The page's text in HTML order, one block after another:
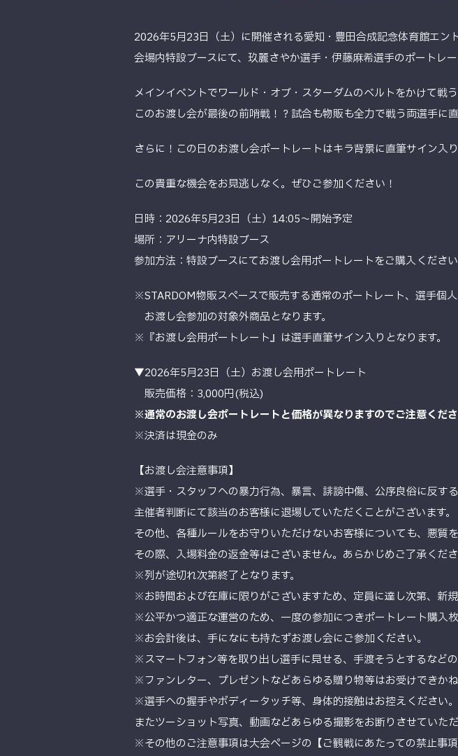
2026年5月23日（土）に開催される愛知・豊田合成記念体育館エン
会場内特設ブースにて、玖麗さやか選手・伊藤麻希選手のポートレ
メインイベントでワールド・オブ・スターダムのベルトをかけて戦う
このお渡し会が最後の前哨戦！？試合も物販も全力で戦う両選手に
さらに！この日のお渡し会ポートレートはキラ背景に直筆サイン入
この貴重な機会をお見逃しなく。ぜひご参加ください！
日時：2026年5月23日（土）14:05～開始予定
場所：アリーナ内特設ブース
参加方法：特設ブースにてお渡し会用ポートレートをご購入ください
※STARDOM物販スペースで販売する通常のポートレート、選手個
お渡し会参加の対象外商品となります。
※『お渡し会用ポートレート』は選手直筆サイン入りとなります。
▼2026年5月23日（土）お渡し会用ポートレート
販売価格：3,000円(税込)
※通常のお渡し会ポートレートと価格が異なりますのでご注意くだ
※決済は現金のみ
【お渡し会注意事項】
※選手・スタッフへの暴力行為、暴言、誹謗中傷、公序良俗に反す
主催者判断にて該当のお客様に退場していただくことがございます。
その他、各種ルールをお守りいただけないお客様についても、悪質
その際、入場料金の返金等はございません。あらかじめご了承くださ
※列が途切れ次第終了となります。
※お時間および在庫に限りがございますため、定員に達し次第、新
※公平かつ適正な運営のため、一度の参加につきポートレート購入
※お会計後は、手になにも持たずお渡し会にご参加ください。
※スマートフォン等を取り出し選手に見せる、手渡そうとするなど
※ファンレター、プレゼントなどあらゆる贈り物等はお受けできかね
※選手への握手やボディータッチ等、身体的接触はお控えください。
またツーショット写真、動画などあらゆる撮影をお断りさせていただ
※その他のご注意事項は大会ページの【ご観戦にあたっての禁止事